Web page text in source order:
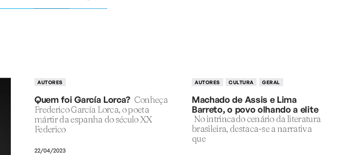
AUTORES
Quem foi García Lorca? Conheça
Frederico García Lorca, o poeta
mártir da espanha do século XX
Federico
22/04/2023
AUTORES CULTURA GERAL
Machado de Assis e Lima
Barreto, o povo olhando a elite
No intrincado cenário da literatura
brasileira, destaca-se a narrativa
que